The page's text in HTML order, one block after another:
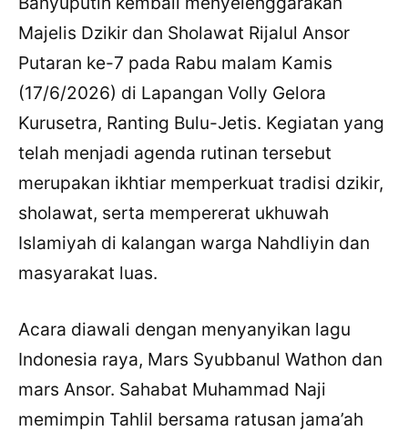
Majelis Dzikir dan Sholawat Rijalul Ansor
Putaran ke-7 pada Rabu malam Kamis
(17/6/2026) di Lapangan Volly Gelora
Kurusetra, Ranting Bulu-Jetis. Kegiatan yang
telah menjadi agenda rutinan tersebut
merupakan ikhtiar memperkuat tradisi dzikir,
sholawat, serta mempererat ukhuwah
Islamiyah di kalangan warga Nahdliyin dan
masyarakat luas.
Acara diawali dengan menyanyikan lagu
Indonesia raya, Mars Syubbanul Wathon dan
mars Ansor. Sahabat Muhammad Naji
memimpin Tahlil bersama ratusan jama’ah